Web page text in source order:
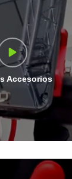
Accesorios